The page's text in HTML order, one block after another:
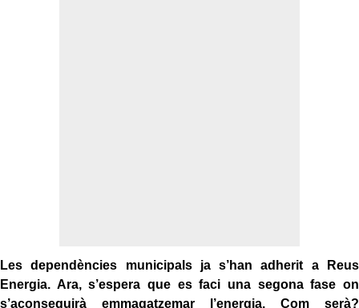
Les dependències municipals ja s’han adherit a Reus
Energia. Ara, s’espera que es faci una segona fase on
s’aconseguirà emmagatzemar l’energia. Com serà?